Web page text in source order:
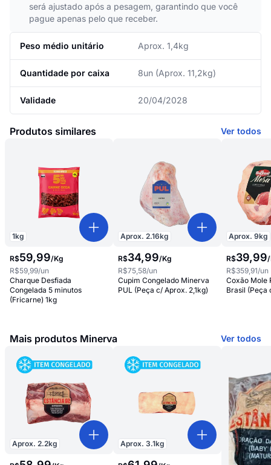
será ajustado após a pesagem, garantindo que você
pague apenas pelo que receber.
Peso médio unitário Aprox. 1,4kg
Quantidade por caixa 8un (Aprox. 11,2kg)
Validade 20/04/2028
Produtos similares Ver todos
1kg
R$59,99/Kg
R$59,99/un
Charque Desfiada
Congelada 5 minutos
(Fricarne) 1kg
Aprox.2.16kg
R$34,99/Kg
R$75,58/un
Cupim Congelado Minerva
PUL (Peça c/ Aprox. 2,1kg)
Aprox.9kg
R$39,99/
R$359,91/un
Coxão Mole
Brasil (Peça
Mais produtos Minerva Ver todos
Aprox. 2.2kg Aprox.3.1kg